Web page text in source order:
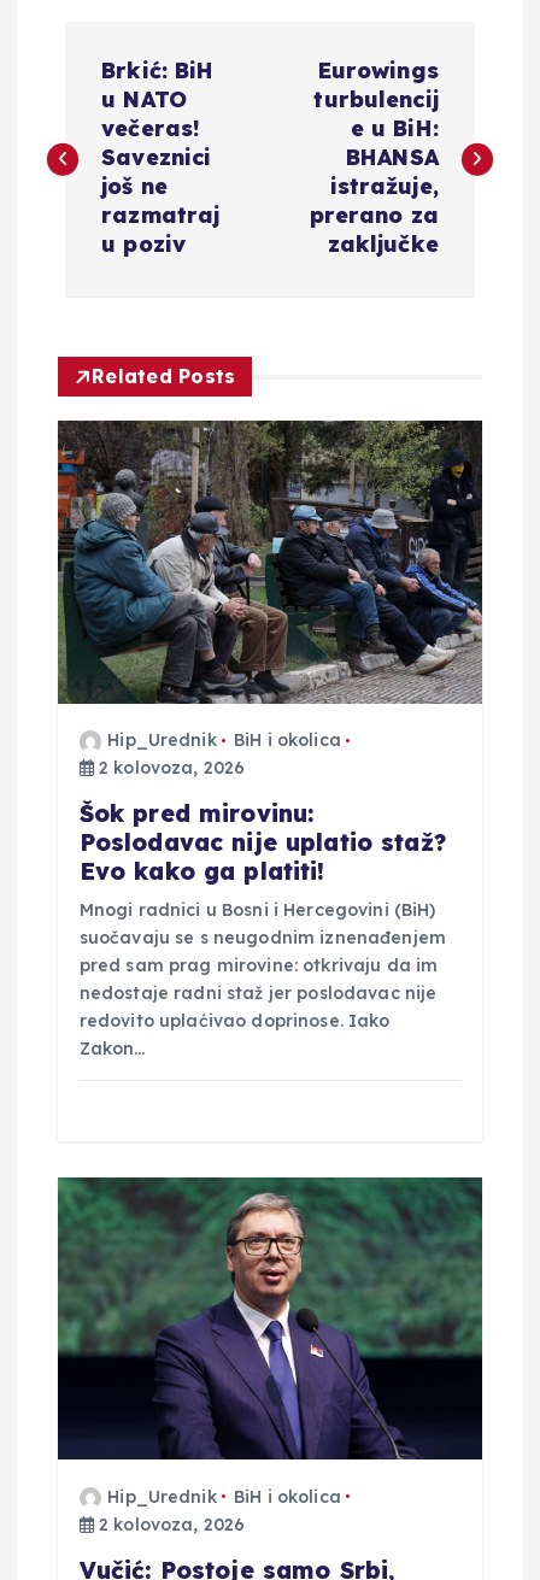
v
a
c
a
o
b
Brkić: BiH
u NATO
večeras!
Saveznici
još ne
razmatraj
u poziv
Eurowings
turbulencij
e u BiH:
BHANSA
istražuje,
prerano za
zaključke
Related Posts
Hip_Urednik
BiH i okolica
2 kolovoza, 2026
Šok pred mirovinu:
Poslodavac nije uplatio staž?
Evo kako ga platiti!
Mnogi radnici u Bosni i Hercegovini (BiH)
suočavaju se s neugodnim iznenađenjem
pred sam prag mirovine: otkrivaju da im
nedostaje radni staž jer poslodavac nije
redovito uplaćivao doprinose. Iako
Zakon…
Hip_Urednik
BiH i okolica
2 kolovoza, 2026
Vučić: Postoje samo Srbi,